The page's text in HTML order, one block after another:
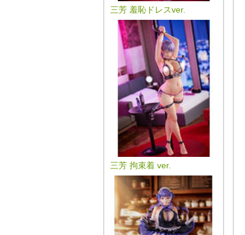
三芳 羞恥ドレスver.
三芳 拘束着 ver.